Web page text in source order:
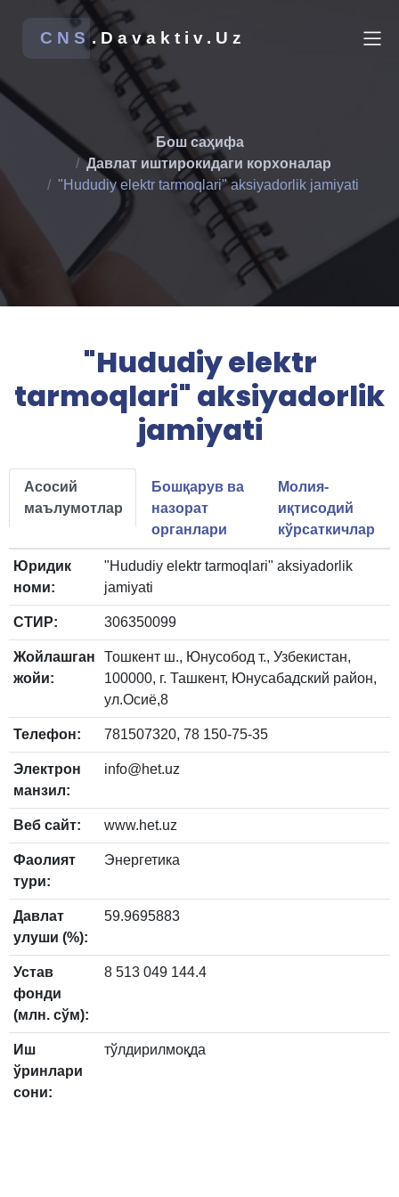
CNS .Davaktiv.Uz
Бош саҳифа
Давлат иштирокидаги корхоналар
"Hududiy elektr tarmoqlari" aksiyadorlik jamiyati
"Hududiy elektr
tarmoqlari" aksiyadorlik
jamiyati
Асосий
маълумотлар
Бошқарув ва
назорат
органлари
Молия-
иқтисодий
кўрсаткичлар
Юридик
номи:
"Hududiy elektr tarmoqlari" aksiyadorlik
jamiyati
СТИР: 306350099
Жойлашган
жойи:
Тошкент ш., Юнусобод т., Узбекистан,
100000, г. Ташкент, Юнусабадский район,
ул.Осиё,8
Телефон: 781507320, 78 150-75-35
Электрон
манзил:
info@het.uz
Веб сайт: www.het.uz
Фаолият
тури:
Энергетика
Давлат
улуши (%):
59.9695883
Устав
фонди
(млн. сўм):
8 513 049 144.4
Иш
ўринлари
сони:
тўлдирилмоқда